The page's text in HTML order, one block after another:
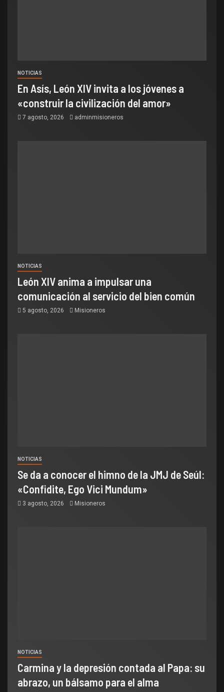
NOTICIAS
En Asís, León XIV invita a los jóvenes a
«construir la civilización del amor»
7 agosto, 2026 adminmisioneros
NOTICIAS
León XIV anima a impulsar una
comunicación al servicio del bien común
5 agosto, 2026 Misioneros
NOTICIAS
Se da a conocer el himno de la JMJ de Seúl:
«Confidite, Ego Vici Mundum»
3 agosto, 2026 Misioneros
NOTICIAS
Carmina y la depresión contada al Papa: su
abrazo, un bálsamo para el alma